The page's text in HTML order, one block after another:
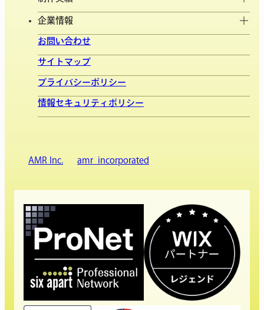
企業情報
お問い合わせ
サイトマップ
プライバシーポリシー
情報セキュリティポリシー
AMR Inc. amr_incorporated